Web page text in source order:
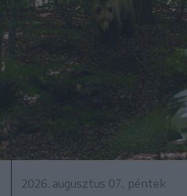
2026. augusztus 07., péntek